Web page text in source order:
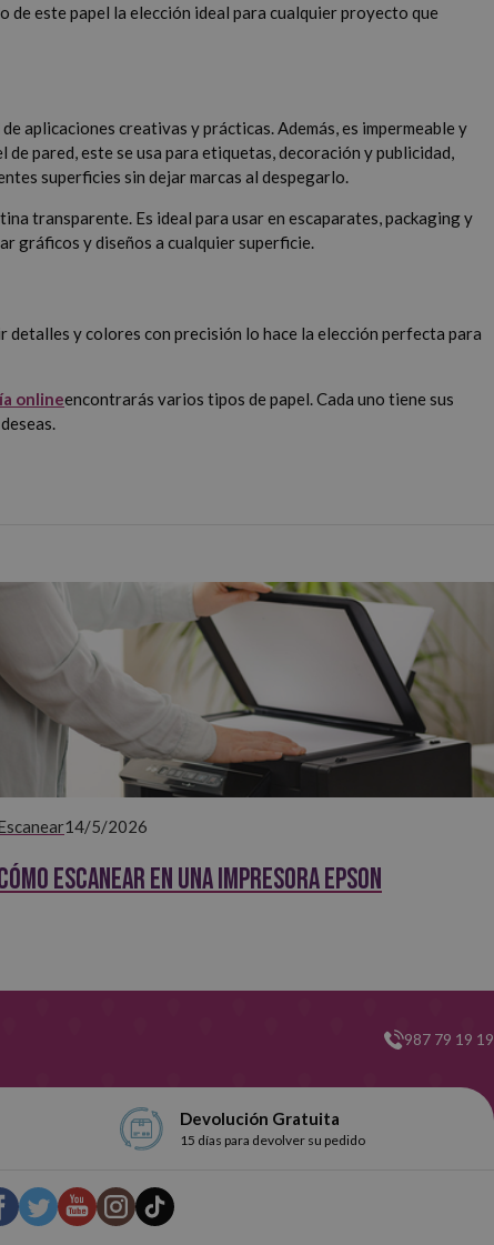
este papel la elección ideal para cualquier proyecto que
aplicaciones creativas y prácticas. Además, es impermeable y
pared, este se usa para etiquetas, decoración y publicidad,
superficies sin dejar marcas al despegarlo.
transparente. Es ideal para usar en escaparates, packaging y
gráficos y diseños a cualquier superficie.
detalles y colores con precisión lo hace la elección perfecta para
onlineencontrarás varios tipos de papel. Cada uno tiene sus
14/5/2026
escanear en una impresora Epson
987 79 19 19
Devolución Gratuita
15 días para devolver su pedido